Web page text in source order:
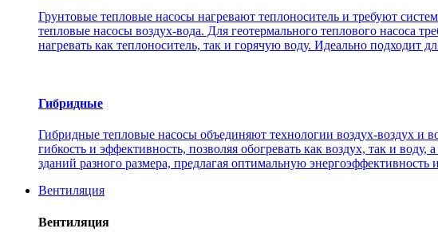
Грунтовые тепловые насосы нагревают теплоноситель и требуют
тепловые насосы воздух-вода. Для геотермального теплового насоса
нагревать как теплоноситель, так и горячую воду. Идеально подходит
Гибридные
Гибридные тепловые насосы объединяют технологии воздух-воздух и
гибкость и эффективность, позволяя обогревать как воздух, так и
зданий разного размера, предлагая оптимальную
Вентиляция
Вентиляция